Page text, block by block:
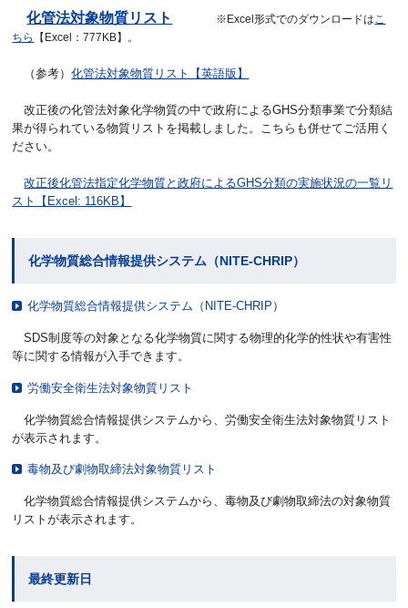
化管法対象物質リスト ※Excel形式でのダウンロードはこ
ちら
【Excel：777KB】。
（参考）化管法対象物質リスト【英語版】
改正後の化管法対象化学物質の中で政府によるGHS分類事業で分類結
果が得られている物質リストを掲載しました。こちらも併せてご活用く
ださい。
改正後化管法指定化学物質と政府によるGHS分類の実施状況の一覧リ
スト【Excel: 116KB】
化学物質総合情報提供システム（NITE-CHRIP）
化学物質総合情報提供システム（NITE-CHRIP ）
SDS制度等の対象となる化学物質に関する物理的化学的性状や有害性
等に関する情報が入手できます。
労働安全衛生法対象物質リスト
化学物質総合情報提供システムから、労働安全衛生法対象物質リスト
が表示されます。
毒物及び劇物取締法対象物質リスト
化学物質総合情報提供システムから、毒物及び劇物取締法の対象物質
リストが表示されます。
最終更新日